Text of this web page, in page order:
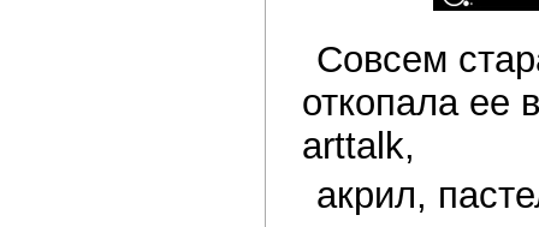
Совсем
откопала ее
arttalk,
акрил,